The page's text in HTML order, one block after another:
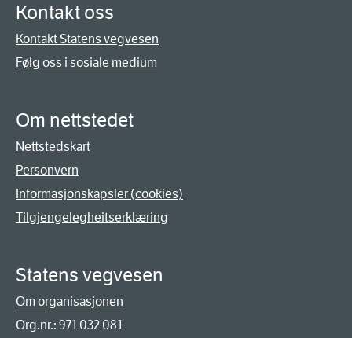
Kontakt oss
Kontakt Statens vegvesen
Følg oss i sosiale medium
Om nettstedet
Nettstedskart
Personvern
Informasjonskapsler (cookies)
Tilgjengelegheitserklæring
Statens vegvesen
Om organisasjonen
Org.nr.: 971 032 081